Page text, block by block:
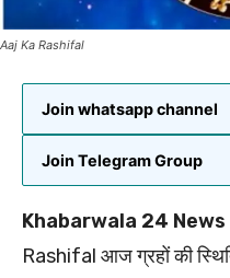
Aaj Ka Rashifal
Join whatsapp channel
Join Telegram Group
Khabarwala 24 News
Rashifal आज ग्रहों की